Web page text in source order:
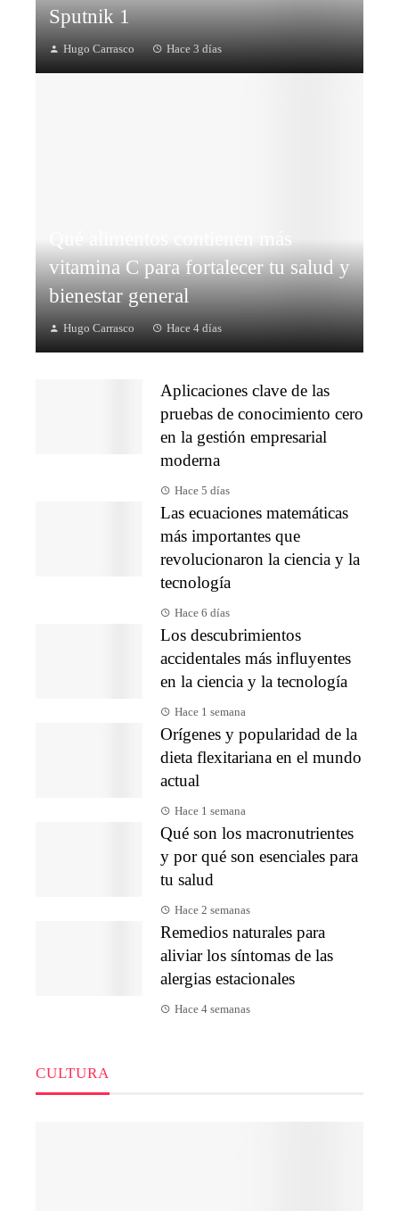
Sputnik 1
Hugo Carrasco Hace 3 días
Qué alimentos contienen más
vitamina C para fortalecer tu salud y
bienestar general
Hugo Carrasco Hace 4 días
Aplicaciones clave de las
pruebas de conocimiento cero
en la gestión empresarial
moderna
Hace 5 días
Las ecuaciones matemáticas
más importantes que
revolucionaron la ciencia y la
tecnología
Hace 6 días
Los descubrimientos
accidentales más influyentes
en la ciencia y la tecnología
Hace 1 semana
Orígenes y popularidad de la
dieta flexitariana en el mundo
actual
Hace 1 semana
Qué son los macronutrientes
y por qué son esenciales para
tu salud
Hace 2 semanas
Remedios naturales para
aliviar los síntomas de las
alergias estacionales
Hace 4 semanas
CULTURA